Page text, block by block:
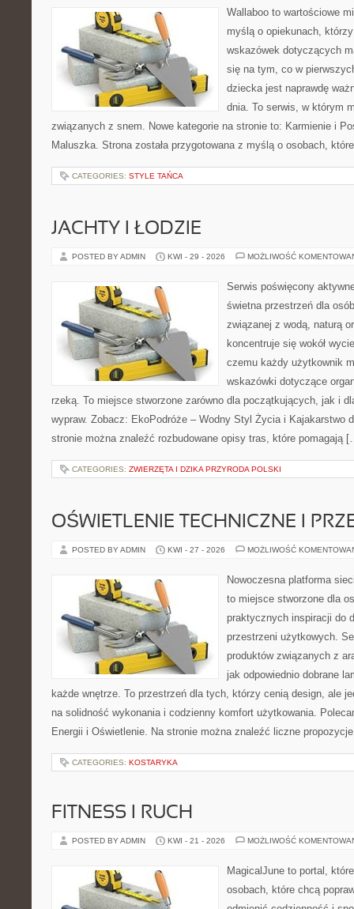
Wallaboo to wartościowe
myślą o opiekunach,
wskazówek dotyczących
się na tym, co w
dziecka jest naprawdę
dnia. To serwis, w którym
związanych z snem. Nowe kategorie na stronie to: Karmienie i
Maluszka. Strona została przygotowana z myślą o osobach,
CATEGORIES: STYLE TAŃCA
JACHTY I ŁODZIE
POSTED BY ADMIN KWI - 29 - 2026 MOŻLIWOŚĆ
Serwis poświęcony
świetna przestrzeń dla
związanej z wodą, naturą
koncentruje się wokół
czemu każdy użytkownik
wskazówki dotyczące
rzeką. To miejsce stworzone zarówno dla początkujących, jak i
wypraw. Zobacz: EkoPodróże – Wodny Styl Życia i Kajakarstwo
stronie można znaleźć rozbudowane opisy tras, które pomagają
CATEGORIES: ZWIERZĘTA I DZIKA PRZYRODA POLSKI
OŚWIETLENIE TECHNICZNE I
POSTED BY ADMIN KWI - 27 - 2026 MOŻLIWOŚĆ
Nowoczesna platforma
to miejsce stworzone dla
praktycznych inspiracji do
przestrzeni użytkowych.
produktów związanych z
jak odpowiednio dobrane
każde wnętrze. To przestrzeń dla tych, którzy cenią design, ale
na solidność wykonania i codzienny komfort użytkowania.
Energii i Oświetlenie. Na stronie można znaleźć liczne
CATEGORIES: KOSTARYKA
FITNESS I RUCH
POSTED BY ADMIN KWI - 21 - 2026 MOŻLIWOŚĆ
MagicalJune to portal,
osobach, które chcą